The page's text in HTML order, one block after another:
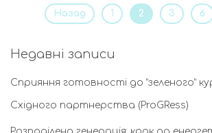
Назад 1 2 3 6
Недавні записи
Сприяння готовності до “зеленого”
Східного партнерства (ProGRess)